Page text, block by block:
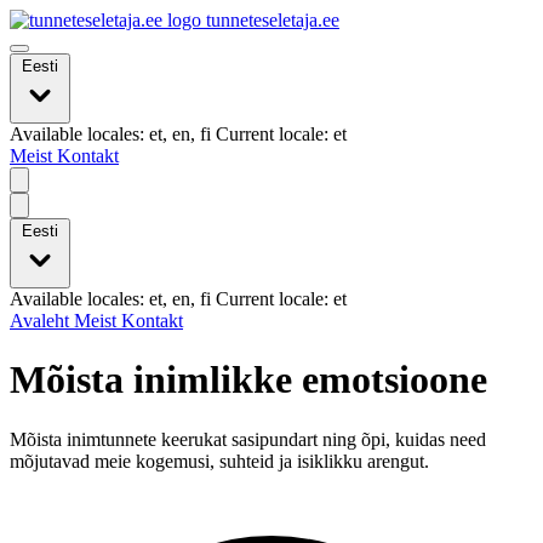
tunneteseletaja.ee
Eesti
Available locales: et, en, fi Current locale: et
Meist Kontakt
Eesti
Available locales: et, en, fi Current locale: et
Avaleht Meist Kontakt
Mõista inimlikke emotsioone
Mõista inimtunnete keerukat sasipundart ning õpi, kuidas need
mõjutavad meie kogemusi, suhteid ja isiklikku arengut.